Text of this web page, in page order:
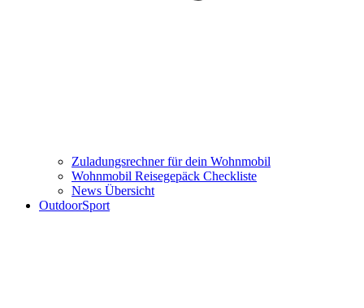
Zuladungsrechner für dein Wohnmobil
Wohnmobil Reisegepäck Checkliste
News Übersicht
OutdoorSport